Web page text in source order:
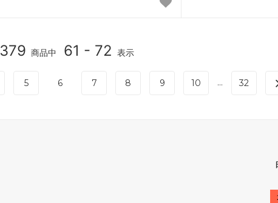
379 商品中 61 - 72 表示
5 6 7 8 9 10 ... 32